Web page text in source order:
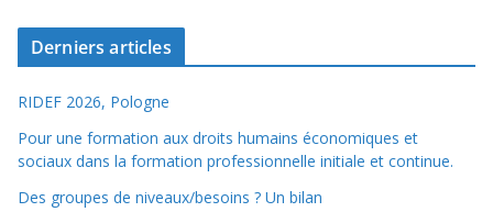
Derniers articles
RIDEF 2026, Pologne
Pour une formation aux droits humains économiques et
sociaux dans la formation professionnelle initiale et continue.
Des groupes de niveaux/besoins ? Un bilan